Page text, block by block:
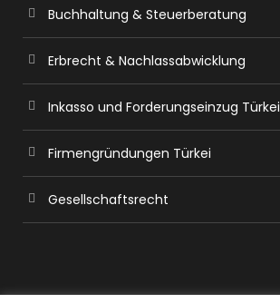
Buchhaltung & Steuerberatung
Erbrecht & Nachlassabwicklung
Inkasso und Forderungseinzug Türkei
Firmengründungen Türkei
Gesellschaftsrecht